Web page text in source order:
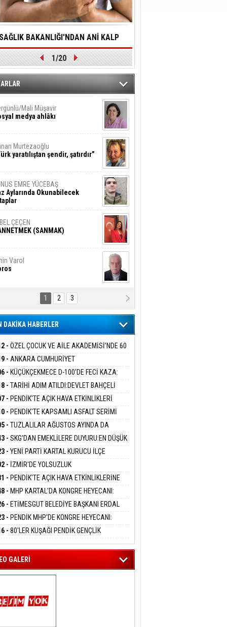
SAĞLIK BAKANLIĞI'NDAN ANİ KALP
DURMALARINA HIZLI MÜDAHALE
YÖNELİK ÖNLENMESİ İÇİN
ÖNEMLİ ADIM
1/20
Mali Müşavir
medya ahlâkı
Murtezaoğlu
yaratılıştan şendir, şatırdır”
EMRE YÜCEBAŞ
Aylarında Okunabilecek
ÇEÇEN
(SANMAK)
Varol
DNA Kuşaklararası
Biyolojik Faturası
Adıyaman
Bu Sahaya Sığmazam
Ali Çölük
Satırın İçindeki İnsan
Kılıç
ATEŞE ATILAN VİCDAN
BAŞARSLAN
Kaynas
1 2 3
DAKİKA HABERLER
- ÖZEL ÇOCUK VE AİLE AKADEMİSİ'NDE 60
HİZMET VERİLDİ
- ANKARA CUMHURİYET
ÖZGÜR ÖZEL VE VELİ
HAKKINDA FEZLEKE
- KÜÇÜKÇEKMECE D-100'DE FECİ KAZA:
İETT OTOBÜSÜNE ÇARPTI 3 KİŞİ
KAYBETTİ
- TARİHİ ADIM ATILDI:DEVLET BAHÇELİ
TÜRKİYE' ÇERÇEVE YASA TEKLİFİNİ
- PENDİK'TE AÇIK HAVA ETKİNLİKLERİ
SİNEMASIYLA BAŞLADI
- PENDİK'TE KAPSAMLI ASFALT SERİMİ
- TUZLALILAR AĞUSTOS AYINDA DA
DOYACAK
- SKG'DAN EMEKLİLERE DUYURU:EN DÜŞÜK
AYLIĞI FARKLARI 7 AĞUSTOS'TA
GEÇİYOR
- YENİ PARTİ KARTAL KURUCU İLÇE
MERT POLAT OLDU
- İZMİR'DE YOLSUZLUK
BELEDİYE BAŞKANI
ÇİÇEK DAHİL 13 KİŞİ GÖZALTINDA
- PENDİK'TE AÇIK HAVA ETKİNLİKLERİNE
İLGİ:10 BİN ÇOCUK KATILIM SAĞLADI
- MHP KARTAL'DA KONGRE HEYECANI:
UZUNKAYA'DAN ANLAMLI DAVET
- ETİMESGUT BELEDİYE BAŞKANI ERDAL
TUTUKLANDI
- PENDİK MHP'DE KONGRE HEYECANI:
BULUŞMA 8 AĞUSTOS'TA YAPILACAK
- 80'LER KUŞAĞI PENDİK GENÇLİK
BULUŞTU
GALERİ